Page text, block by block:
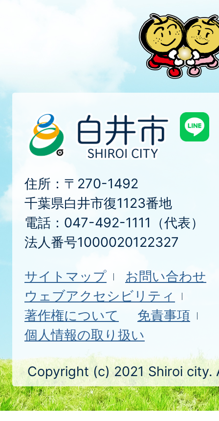
住所：〒270-1492
千葉県白井市復1123番地
電話：047-492-1111（代表）
法人番号1000020122327
サイトマップ
お問い合わせ
ウェブアクセシビリティ
著作権について
免責事項
個人情報の取り扱い
Copyright (c) 2021 Shiroi city.